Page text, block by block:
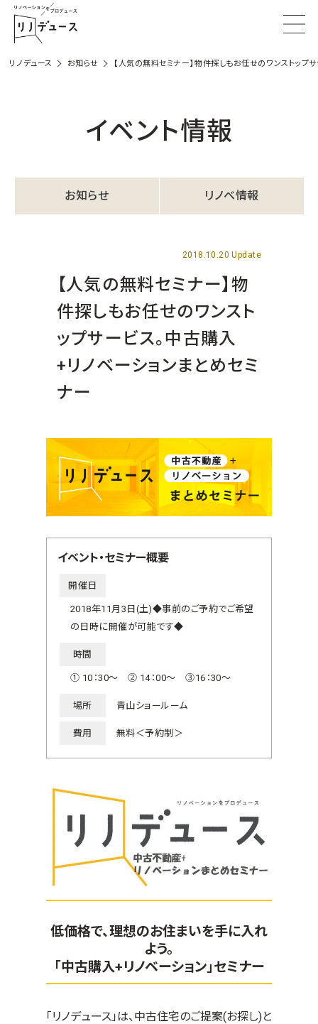
リノデュース お知らせ 【人気の無料セミナー】物件探しもお任せのワンストップ
イベント情報
お知らせ リノベ情報
2018.10.20 Update
【人気の無料セミナー】物
件探しもお任せのワンスト
ップサービス。中古購入
+リノベーションまとめセミ
ナー
イベント・セミナー概要
開催日
2018年11月3日(土)◆事前のご予約でご希望
の日時に開催が可能です◆
時間
① 10：30～ ② 14：00～ ③16：30～
場所 青山ショールーム
費用 無料＜予約制＞
低価格で、理想のお住まいを手に入れ
よう。
「中古購入+リノベーション」セミナー
「リノデュース」は、中古住宅のご提案(お探し)と